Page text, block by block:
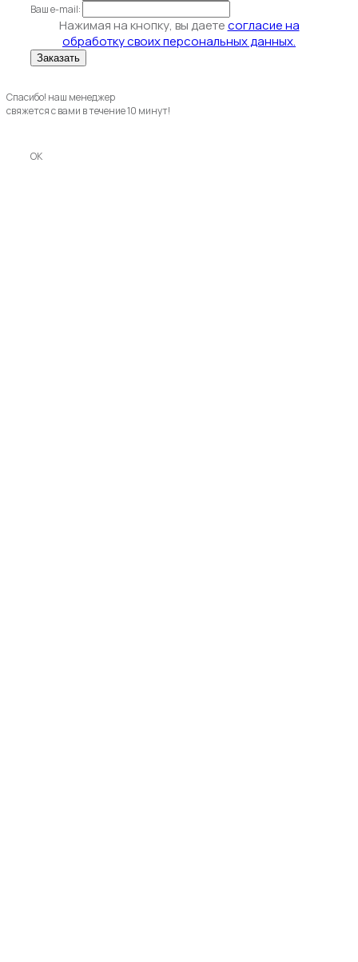
Ваш e-mail:
Нажимая на кнопку, вы даетесогласие на
обработку своих персональных данных.
Спасибо! наш менеджер
свяжется с вами в течение 10 минут!
OK